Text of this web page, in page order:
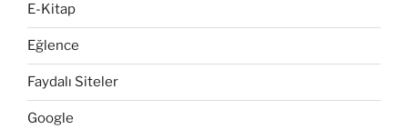
E-Kitap
Eğlence
Faydalı Siteler
Google